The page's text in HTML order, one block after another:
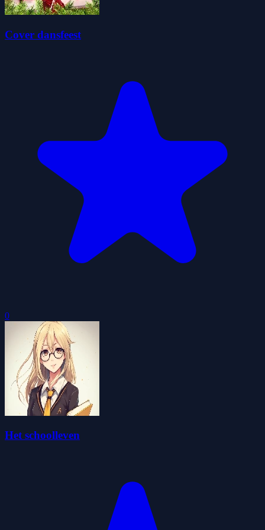
Cover dansfeest
0
Het schoolleven